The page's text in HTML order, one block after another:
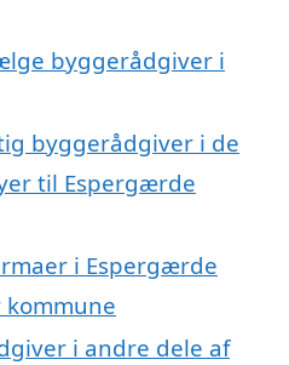
byggerådgiver i
byggerådgiver i de
til Espergærde
i Espergærde
i andre dele af